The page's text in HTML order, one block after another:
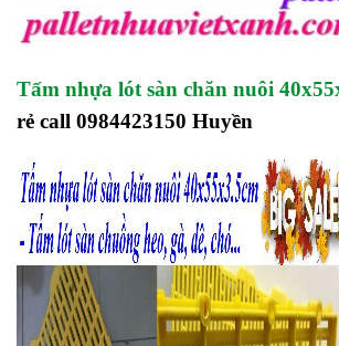
Tấm nhựa lót sàn chăn nuôi
rẻ call 0984423150 Huyền